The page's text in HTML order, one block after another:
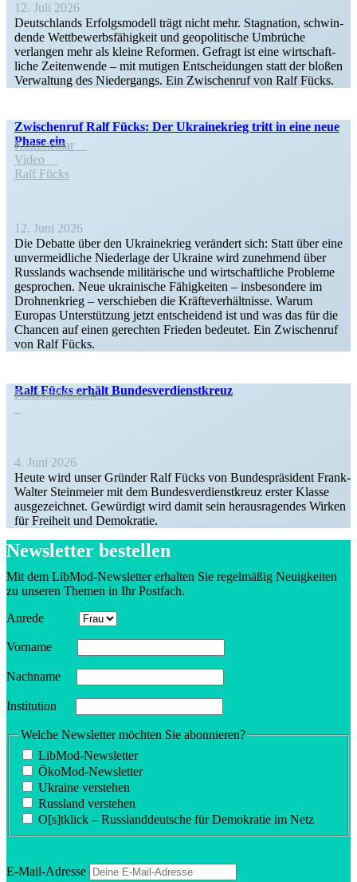
12. Juli 2026
Deutsch­lands Erfolgs­modell trägt nicht mehr. Stagnation, schwin­
dende Wettbe­werbs­fä­higkeit und geopo­li­tische Umbrüche
verlangen mehr als kleine Reformen. Gefragt ist eine wirtschaft­
liche Zeiten­wende – mit mutigen Entschei­dungen statt der bloßen
Verwaltung des Nieder­gangs. Ein Zwischenruf von Ralf Fücks.
Zwischenruf Ralf Fücks: Der Ukrai­ne­krieg tritt in eine neue
Phase ein
Kommentar
Video
Ralf Fücks
12. Juni 2026
Die Debatte über den Ukrai­ne­krieg verändert sich: Statt über eine
unver­meid­liche Niederlage der Ukraine wird zunehmend über
Russlands wachsende militä­rische und wirtschaft­liche Probleme
gesprochen. Neue ukrai­nische Fähig­keiten – insbe­sondere im
Drohnen­krieg – verschieben die Kräfte­ver­hält­nisse. Warum
Europas Unter­stützung jetzt entscheidend ist und was das für die
Chancen auf einen gerechten Frieden bedeutet. Ein Zwischenruf
von Ralf Fücks.
Ralf Fücks erhält Bundesverdienstkreuz
Presse­mit­teilung
4. Juni 2026
Heute wird unser Gründer Ralf Fücks von Bundes­prä­sident Frank-
Walter Stein­meier mit dem Bundes­ver­dienst­kreuz erster Klasse
ausge­zeichnet. Gewürdigt wird damit sein heraus­ra­gendes Wirken
für Freiheit und Demokratie.
Newsletter bestellen
Mit dem LibMod-Newsletter erhalten Sie regel­mäßig Neuig­keiten
zu unseren Themen in Ihr Postfach.
Anrede
Vorname
Nachname
Insti­tution
Welche Newsletter möchten Sie abonnieren?
LibMod-Newsletter
ÖkoMod-Newsletter
Ukraine verstehen
Russland verstehen
O[s]tklick – Russland­deutsche für Demokratie im Netz
E‑Mail-Adresse